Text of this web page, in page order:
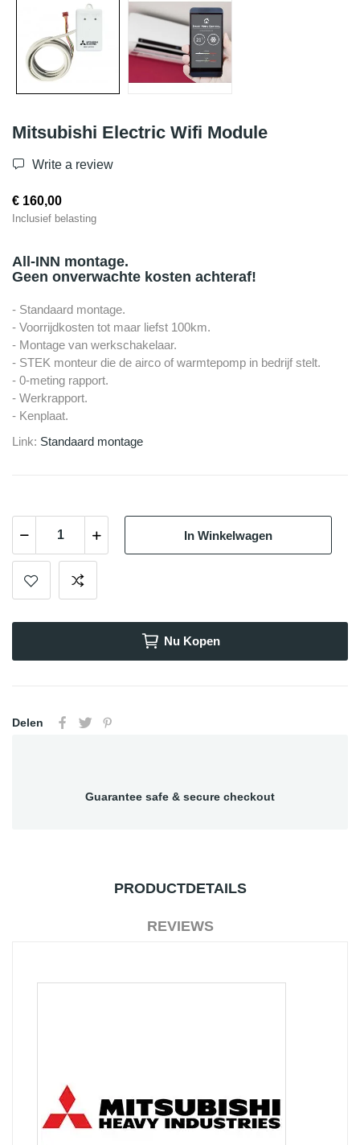
Mitsubishi Electric Wifi Module
Write a review
€ 160,00
Inclusief belasting
All-INN montage.
Geen onverwachte kosten achteraf!
- Standaard montage.
- Voorrijdkosten tot maar liefst 100km.
- Montage van werkschakelaar.
- STEK monteur die de airco of warmtepomp in bedrijf stelt.
- 0-meting rapport.
- Werkrapport.
- Kenplaat.
Link: Standaard montage
In Winkelwagen
Nu Kopen
Delen
Guarantee safe & secure checkout
PRODUCTDETAILS
REVIEWS